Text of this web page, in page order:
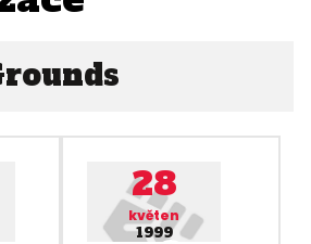
28
květen
1999